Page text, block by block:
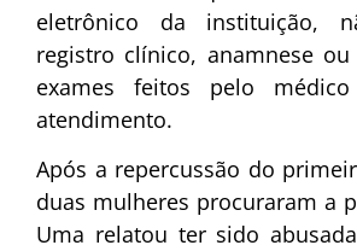
eletrônico da instituição,
registro clínico, anamnese
exames feitos pelo
atendimento.
Após a repercussão do
duas mulheres procuraram a
Uma relatou ter sido